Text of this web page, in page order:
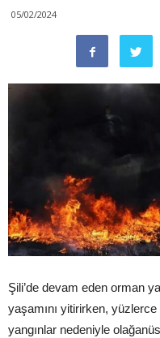
05/02/2024
Şili’de devam eden orman
yaşamını yitirirken,
yangınlar nedeniyle